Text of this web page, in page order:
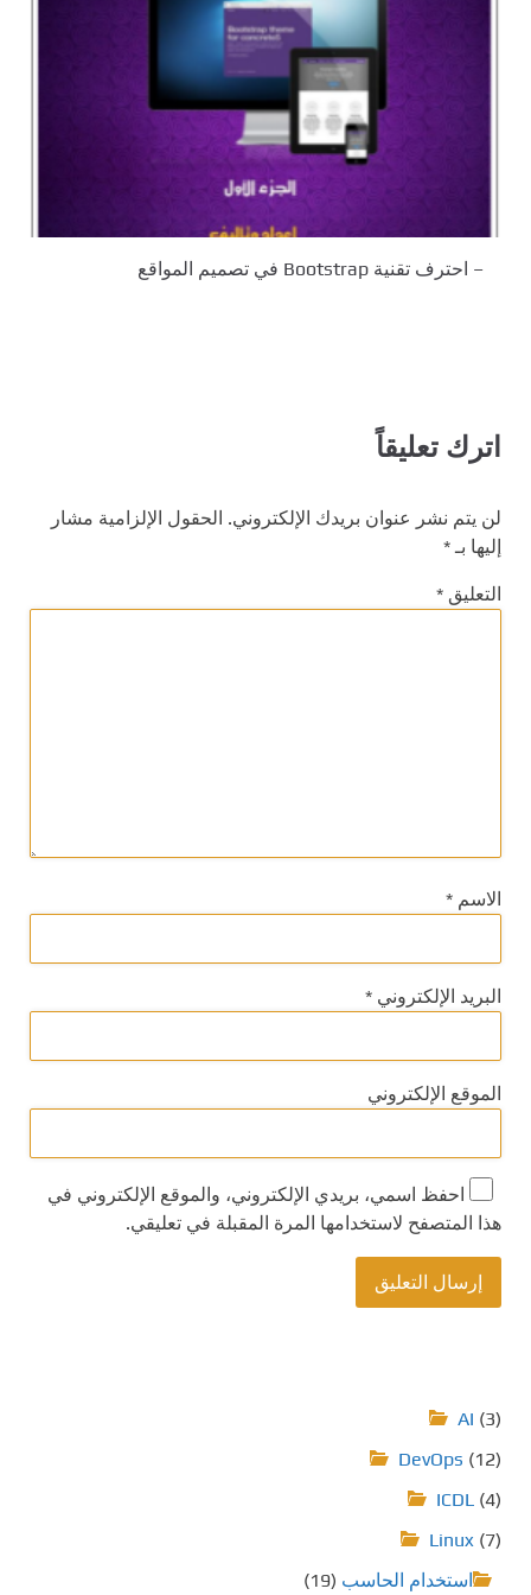
– احترف تقنية Bootstrap في تصميم المواقع
اترك تعليقاً
لن يتم نشر عنوان بريدك الإلكتروني. الحقول الإلزامية مشار
إليها بـ*
التعليق *
الاسم *
البريد الإلكتروني *
الموقع الإلكتروني
احفظ اسمي، بريدي الإلكتروني، والموقع الإلكتروني في
هذا المتصفح لاستخدامها المرة المقبلة في تعليقي.
AI (3)
DevOps (12)
ICDL (4)
Linux (7)
استخدام الحاسب (19)